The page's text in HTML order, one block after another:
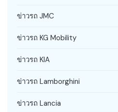
ข่าวรถ JMC
ข่าวรถ KG Mobility
ข่าวรถ KIA
ข่าวรถ Lamborghini
ข่าวรถ Lancia